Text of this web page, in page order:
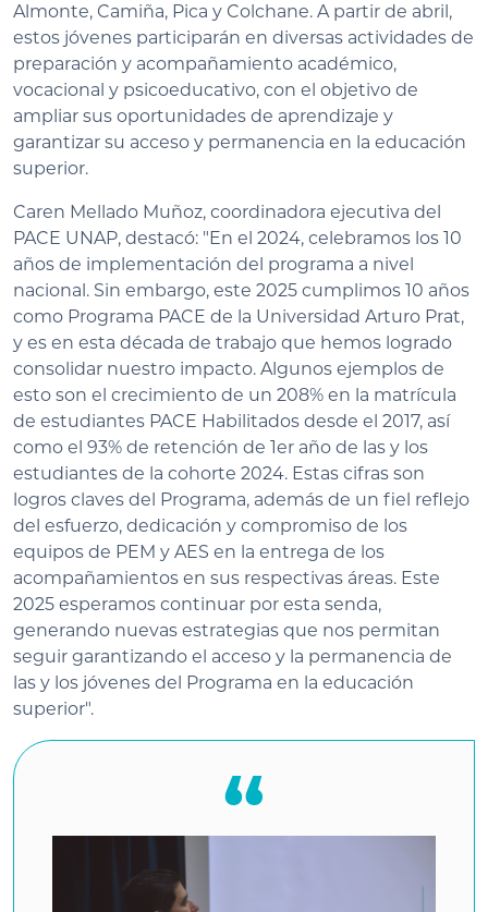
Almonte, Camiña, Pica y Colchane. A partir de abril,
estos jóvenes participarán en diversas actividades de
preparación y acompañamiento académico,
vocacional y psicoeducativo, con el objetivo de
ampliar sus oportunidades de aprendizaje y
garantizar su acceso y permanencia en la educación
superior.
Caren Mellado Muñoz, coordinadora ejecutiva del
PACE UNAP, destacó: "En el 2024, celebramos los 10
años de implementación del programa a nivel
nacional. Sin embargo, este 2025 cumplimos 10 años
como Programa PACE de la Universidad Arturo Prat,
y es en esta década de trabajo que hemos logrado
consolidar nuestro impacto. Algunos ejemplos de
esto son el crecimiento de un 208% en la matrícula
de estudiantes PACE Habilitados desde el 2017, así
como el 93% de retención de 1er año de las y los
estudiantes de la cohorte 2024. Estas cifras son
logros claves del Programa, además de un fiel reflejo
del esfuerzo, dedicación y compromiso de los
equipos de PEM y AES en la entrega de los
acompañamientos en sus respectivas áreas. Este
2025 esperamos continuar por esta senda,
generando nuevas estrategias que nos permitan
seguir garantizando el acceso y la permanencia de
las y los jóvenes del Programa en la educación
superior".